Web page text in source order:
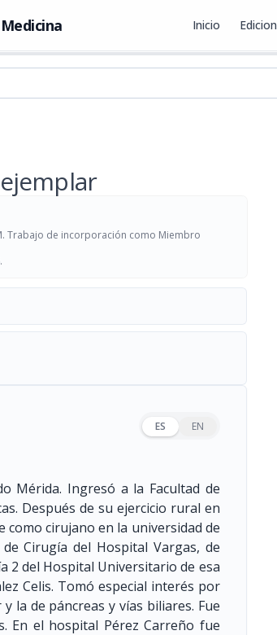
Inicio
Trabajo de incorporación como Miembro
ES EN
Mérida. Ingresó a la Facultad de
Después de su ejercicio rural en
como cirujano en la universidad de
Cirugía del Hospital Vargas, de
2 del Hospital Universitario de esa
Celis. Tomó especial interés por
la de páncreas y vías biliares. Fue
En el hospital Pérez Carreño fue